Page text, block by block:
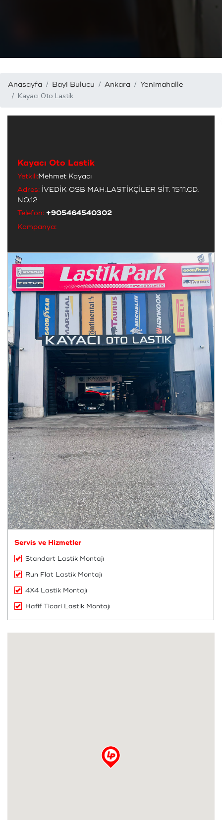
Anasayfa Bayi Bulucu Ankara Yenimahalle
Kayacı Oto Lastik
Kayacı Oto Lastik
Yetkili:Mehmet Kayacı
Adres: İVEDİK OSB MAH.LASTİKÇİLER SİT. 1511.CD.
NO.12
Telefon: +905464540302
Kampanya:
Servis ve Hizmetler
Standart Lastik Montajı
Run Flat Lastik Montajı
4X4 Lastik Montajı
Hafif Ticari Lastik Montajı